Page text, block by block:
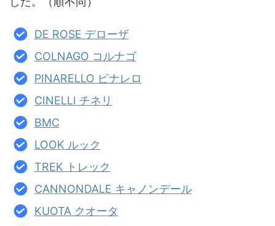
DE ROSE デローザ
COLNAGO コルナゴ
PINARELLO ピナレロ
CINELLI チネリ
BMC
LOOK ルック
TREK トレック
CANNONDALE キャノンデール
KUOTA クオータ